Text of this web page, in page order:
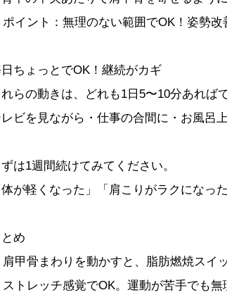
ポイント：無理のない範囲でOK！姿勢
ちょっとでOK！継続がカギ
らの動きは、どれも1日5〜10分あれば
ビを見ながら・仕事の合間に・お風呂
は1週間続けてみてください。
が軽くなった」「肩こりがラクになっ
め
甲骨まわりを動かすと、脂肪燃焼スイ
トレッチ感覚でOK。運動が苦手でも無